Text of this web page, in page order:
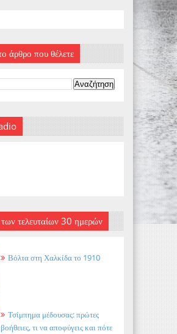
άρθρο που θέλετε
τελευταίων 30 ημερών
Βόλτα στη Χαλκίδα το 1910
Τσίμπημα μέδουσας: πρώτες
βοήθειες, τι να αποφύγεις και πότε